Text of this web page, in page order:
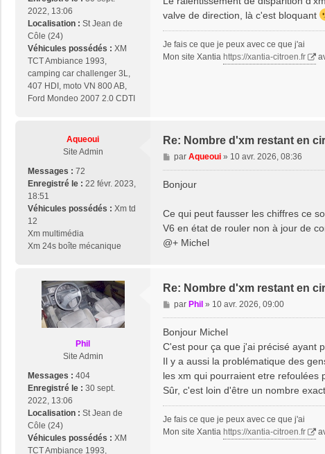
2022, 13:06
Localisation : St Jean de
Côle (24)
Véhicules possédés : XM
TCT Ambiance 1993,
camping car challenger 3L,
407 HDI, moto VN 800 AB,
Ford Mondeo 2007 2.0 CDTI
valve de direction, là c'est bloquant
Je fais ce que je peux avec ce que j'ai
Mon site Xantia https://xantia-citroen.fr
Aqueoui
Site Admin
Messages : 72
Enregistré le : 22 févr. 2023,
18:51
Véhicules possédés : Xm td
12
Xm multimédia
Xm 24s boîte mécanique
Re: Nombre d'xm restant en
M
e
s
g
e
par Aqueoui» 10 avr. 2026, 08:36
Bonjour
Ce qui peut fausser les chiffres ce
V6 en état de rouler non à jour de
@+ Michel
Phil
Site Admin
Messages : 404
Enregistré le : 30 sept.
2022, 13:06
Localisation : St Jean de
Côle (24)
Véhicules possédés : XM
TCT Ambiance 1993,
Re: Nombre d'xm restant en
M
e
s
s
g
e
par Phil » 10 avr. 2026, 09:00
Bonjour Michel
C'est pour ça que j'ai précisé ayant
Il y a aussi la problématique des
les xm qui pourraient etre refoulées
Sûr, c'est loin d'être un nombre
Je fais ce que je peux avec ce que j'ai
Mon site Xantia https://xantia-citroen.fr